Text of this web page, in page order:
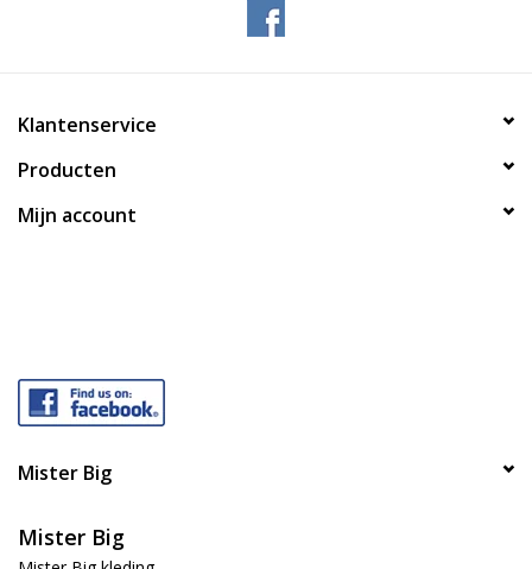
Klantenservice
Producten
Mijn account
Mister Big
Mister Big